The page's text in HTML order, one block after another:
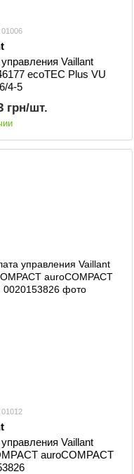
01006
Vaillant
ecoTEC Plus VU
4-5
грн/шт.
01012
Vaillant
auroCOMPACT